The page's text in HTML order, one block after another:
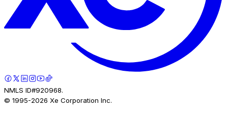
NMLS ID#920968.
© 1995-2026 Xe Corporation Inc.